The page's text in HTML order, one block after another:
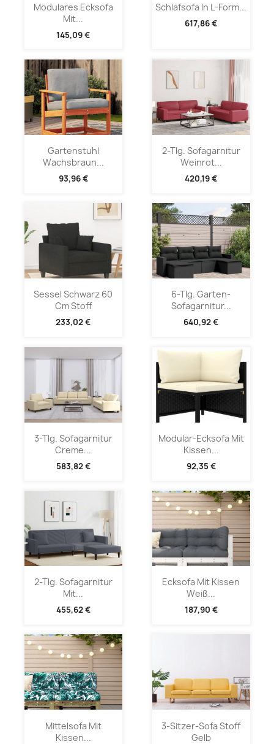
Modulares Ecksofa
Mit...
145,09 €
Schlafsofa In L-Form...
617,86 €
Gartenstuhl
Wachsbraun...
93,96 €
2-Tlg. Sofagarnitur
Weinrot...
420,19 €
Sessel Schwarz 60
Cm Stoff
233,02 €
6-Tlg. Garten-
Sofagarnitur...
640,92 €
3-Tlg. Sofagarnitur
Creme...
583,82 €
Modular-Ecksofa Mit
Kissen...
92,35 €
2-Tlg. Sofagarnitur
Mit...
455,62 €
Ecksofa Mit Kissen
Weiß...
187,90 €
Mittelsofa Mit
Kissen...
3-Sitzer-Sofa Stoff
Gelb